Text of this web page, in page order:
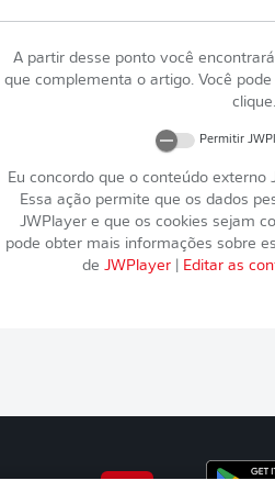
A partir desse ponto você
que complementa o artigo. Você
clique.
Permitir
Eu concordo que o conteúdo externo
Essa ação permite que os dados
JWPlayere que os cookies sejam
pode obter mais informações sobre
de JWPlayer Editar as